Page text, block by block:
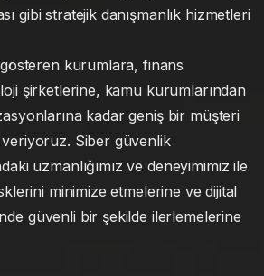
gibi stratejik danışmanlık hizmetleri
kurumlara, finans
şirketlerine, kamu kurumlarından
kadar geniş bir müşteri
Siber güvenlik
uzmanlığımız ve deneyimimiz ile
minimize etmelerine ve dijital
güvenli bir şekilde ilerlemelerine